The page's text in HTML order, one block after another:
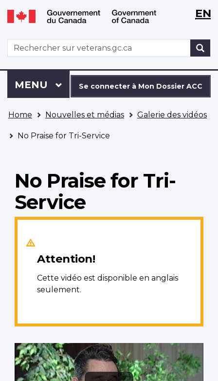
Aller
au
principal
Passer
à
version
HTML
simplifiée
WxT
WxTEN
WxT
Search
form
connecter
à
Dossier
ACC
Se connecter à Mon Dossier ACC
Menu
MENU PRINCIPAL
êtes
ici
Home Nouvelles et médias Galerie des vidéos
No Praise for Tri-Service
No Praise for Tri-
Service
Attention!
Cette vidéo est disponible en anglais
seulement.
Video
file